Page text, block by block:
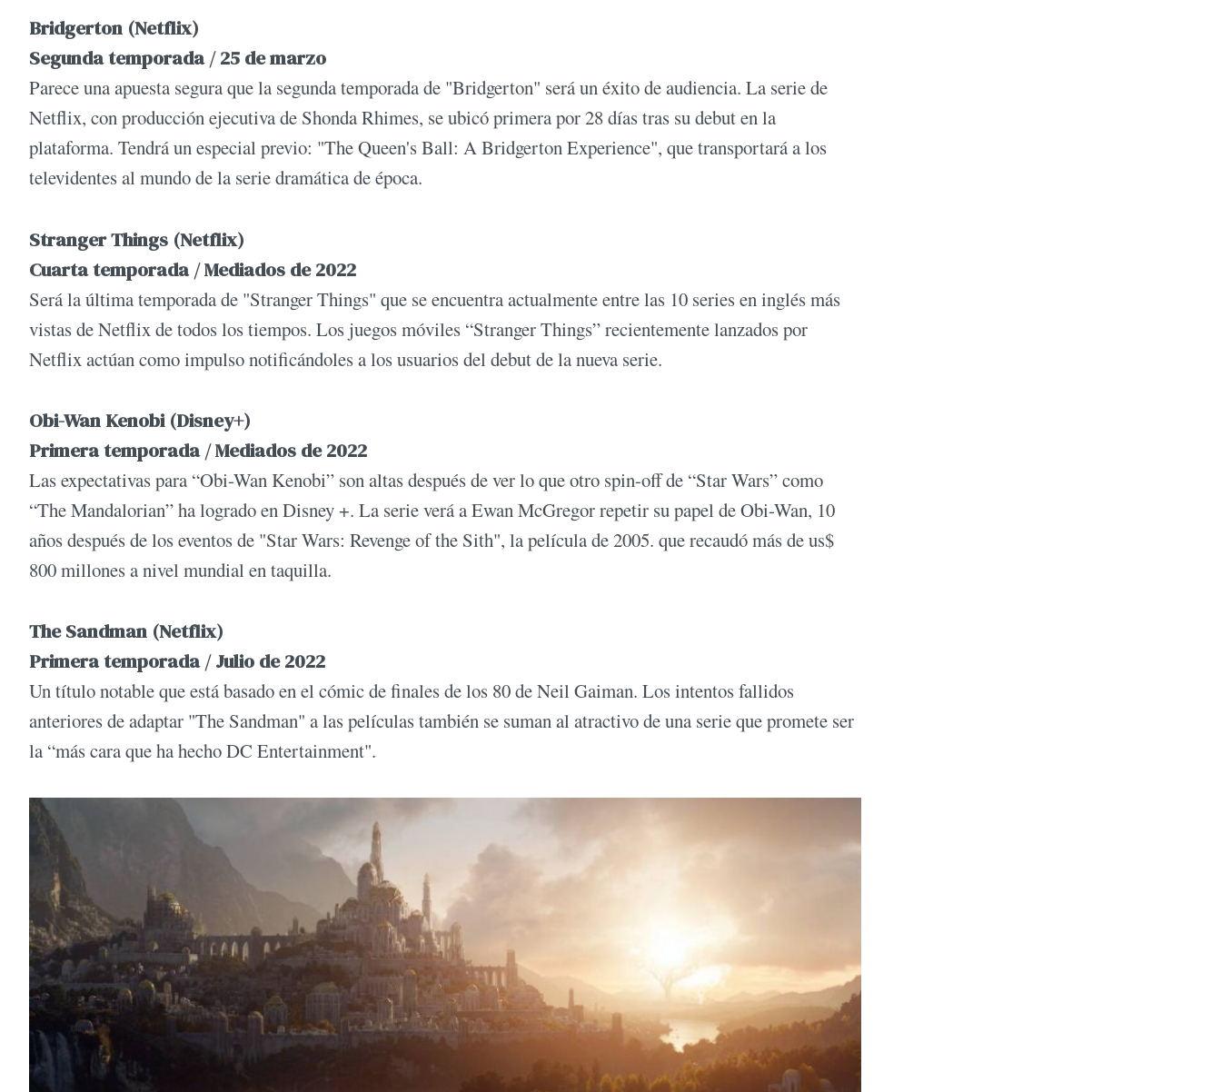
Bridgerton (Netflix)
Segunda temporada / 25 de marzo
Parece una apuesta segura que la segunda temporada de "Bridgerton" será un éxito de audiencia. La serie de
Netflix, con producción ejecutiva de Shonda Rhimes, se ubicó primera por 28 días tras su debut en la
plataforma. Tendrá un especial previo: "The Queen's Ball: A Bridgerton Experience", que transportará a los
televidentes al mundo de la serie dramática de época.
Stranger Things (Netflix)
Cuarta temporada / Mediados de 2022
Será la última temporada de "Stranger Things" que se encuentra actualmente entre las 10 series en inglés más
vistas de Netflix de todos los tiempos. Los juegos móviles “Stranger Things” recientemente lanzados por
Netflix actúan como impulso notificándoles a los usuarios del debut de la nueva serie.
Obi-Wan Kenobi (Disney+)
Primera temporada / Mediados de 2022
Las expectativas para “Obi-Wan Kenobi” son altas después de ver lo que otro spin-off de “Star Wars” como
“The Mandalorian” ha logrado en Disney +. La serie verá a Ewan McGregor repetir su papel de Obi-Wan, 10
años después de los eventos de "Star Wars: Revenge of the Sith", la película de 2005. que recaudó más de us$
800 millones a nivel mundial en taquilla.
The Sandman (Netflix)
Primera temporada / Julio de 2022
Un título notable que está basado en el cómic de finales de los 80 de Neil Gaiman. Los intentos fallidos
anteriores de adaptar "The Sandman" a las películas también se suman al atractivo de una serie que promete ser
la “más cara que ha hecho DC Entertainment".